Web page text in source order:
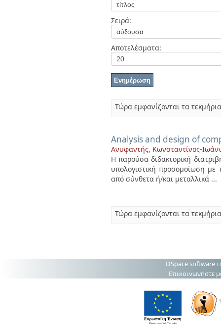
Σειρά:
Αποτελέσματα:
Τώρα εμφανίζονται τα
Analysis and design of
Ανυφαντής, Κωνσταντίνος-
Η παρούσα διδακτορική
υπολογιστική προσομοίωση
από σύνθετα ή/και μεταλλικά ...
Τώρα εμφανίζονται τα
DSpace software
Επικοινωνήστε